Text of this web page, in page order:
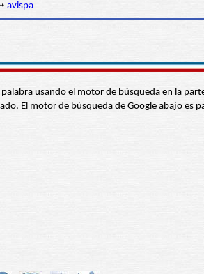
avispa
usando el motor de búsqueda en la
El motor de búsqueda de Google abajo es